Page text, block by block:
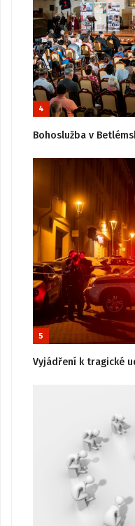
4
Bohoslužba v
5
Vyjádření k tragické